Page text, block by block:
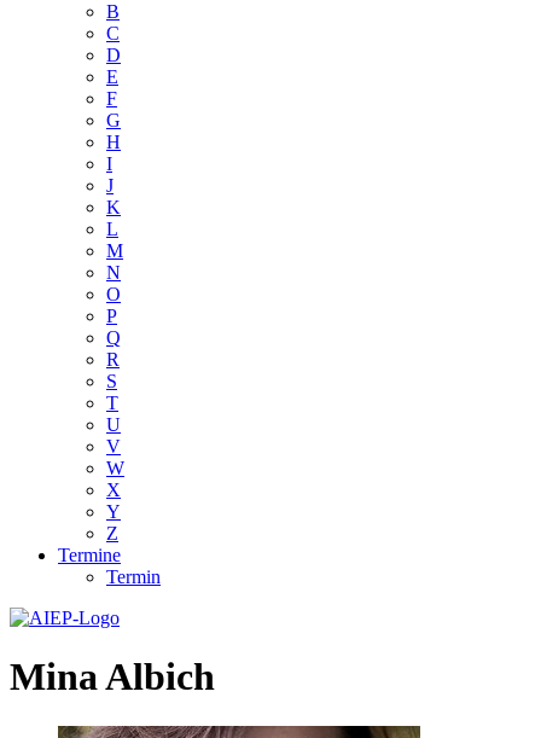
B
C
D
E
F
G
H
I
J
K
L
M
N
O
P
Q
R
S
T
U
V
W
X
Y
Z
Termine
Termin
Mina Albich